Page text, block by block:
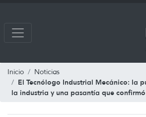
Inicio Noticias
El Tecnólogo Industrial Mecánico: la
la industria y una pasantía que